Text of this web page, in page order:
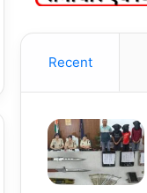
Recent